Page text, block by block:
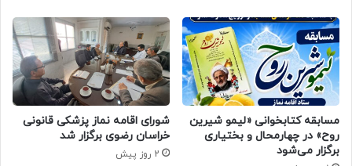
مسابقه کتابخوانی «لیمو شیرین
روح» در چهارمحال و بختیاری
برگزار می‌شود
شورای اقامه نماز پزشکی قانونی
خراسان رضوی برگزار شد
2 روز پیش